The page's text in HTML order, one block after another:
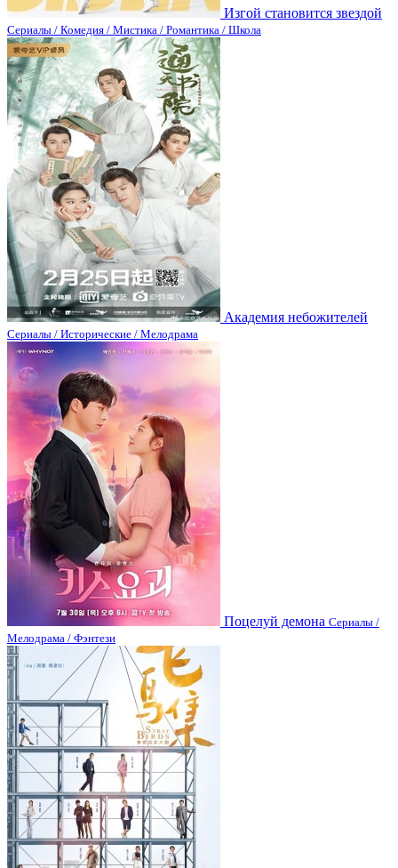
Изгой становится звездой
Сериалы / Комедия / Мистика / Романтика / Школа
Академия небожителей
Сериалы / Исторические / Мелодрама
Поцелуй демона Сериалы /
Мелодрама / Фэнтези